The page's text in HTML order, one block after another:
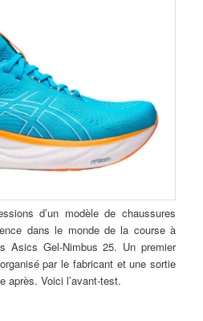
d’un modèle de chaussures
dans le monde de la course à
Asics Gel-Nimbus 25. Un premier
par le fabricant et une sortie
après. Voici l’avant-test.